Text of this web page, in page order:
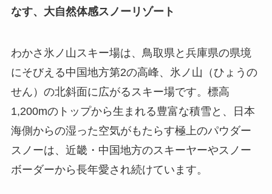
なす、大自然体感スノーリゾート
わかさ氷ノ山スキー場は、鳥取県と兵庫県の県境
にそびえる中国地方第2の高峰、氷ノ山（ひょうの
せん）の北斜面に広がるスキー場です。標高
1,200mのトップから生まれる豊富な積雪と、日本
海側からの湿った空気がもたらす極上のパウダー
スノーは、近畿・中国地方のスキーヤーやスノー
ボーダーから長年愛され続けています。